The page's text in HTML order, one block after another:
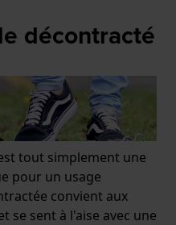
décontracté
tout simplement une
pour un usage
convient aux
se sent à l'aise avec une